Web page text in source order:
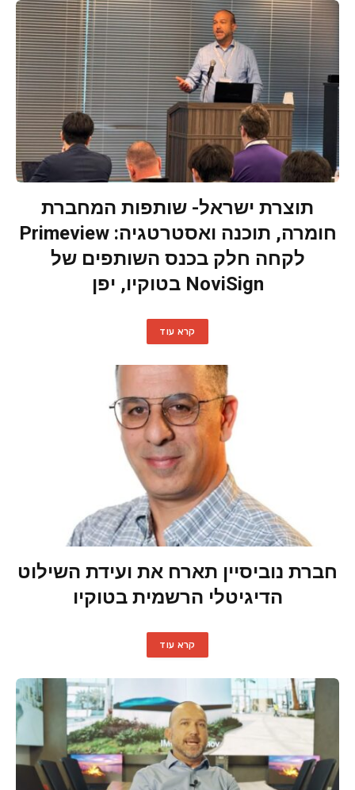
תוצרת ישראל- שותפות המחברת
חומרה, תוכנה ואסטרטגיה: Primeview
לקחה חלק בכנס השותפים של
NoviSign בטוקיו, יפן
קרא עוד
חברת נוביסיין תארח את ועידת השילוט
הדיגיטלי הרשמית בטוקיו
קרא עוד